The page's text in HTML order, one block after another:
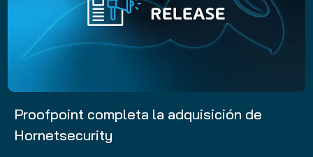
Proofpoint completa la adquisición de
Hornetsecurity